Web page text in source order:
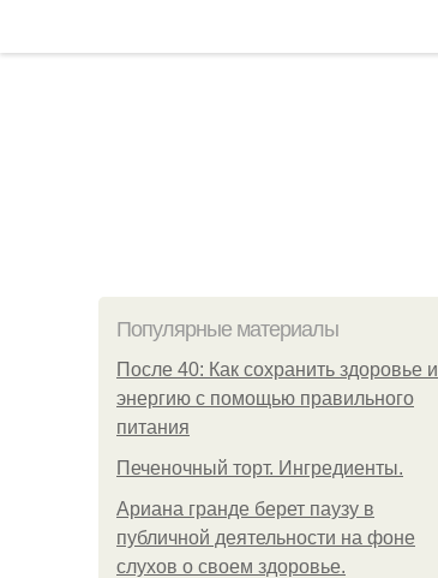
Популярные материалы
После 40: Как сохранить здоровье и
энергию с помощью правильного
питания
Печеночный торт. Ингредиенты.
Ариана гранде берет паузу в
публичной деятельности на фоне
слухов о своем здоровье.